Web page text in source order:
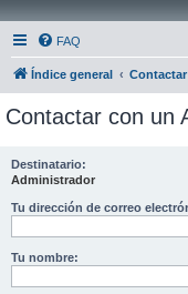
FAQ
Índice general
Contactar con un
Destinatario:
Administrador
Tu dirección de correo
Tu nombre: